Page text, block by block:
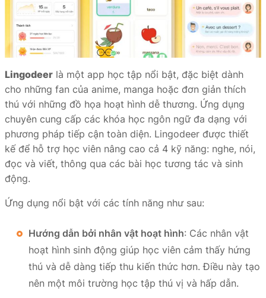
Lingodeer là một app học tập nổi bật, đặc biệt dành
cho những fan của anime, manga hoặc đơn giản thích
thú với những đồ họa hoạt hình dễ thương. Ứng dụng
chuyên cung cấp các khóa học ngôn ngữ đa dạng với
phương pháp tiếp cận toàn diện. Lingodeer được thiết
kế để hỗ trợ học viên nâng cao cả 4 kỹ năng: nghe, nói,
đọc và viết, thông qua các bài học tương tác và sinh
động.
Ứng dụng nổi bật với các tính năng như sau:
Hướng dẫn bởi nhân vật hoạt hình: Các nhân vật
hoạt hình sinh động giúp học viên cảm thấy hứng
thú và dễ dàng tiếp thu kiến thức hơn. Điều này tạo
nên một môi trường học tập thú vị và hấp dẫn.